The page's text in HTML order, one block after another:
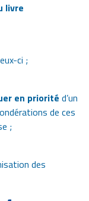
livre
ci ;
en priorité d’un
de ces
;
des